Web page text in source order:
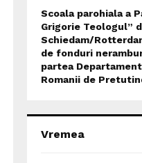
Scoala parohiala a
Grigorie Teologul”
Schiedam/
de fonduri
partea
Romanii de
Vremea